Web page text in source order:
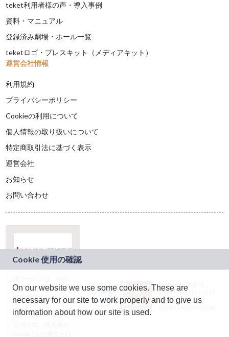
teket利用者様の声・導入事例
資料・マニュアル
登録済み劇場・ホール一覧
teketロゴ・プレスキット（メディアキット）
運営会社情報
利用規約
プライバシーポリシー
Cookieの利用について
個人情報の取り扱いについて
特定商取引法に基づく表示
運営会社
お知らせ
お問い合わせ
ドコモグループの新
規事業創出プログラ
ム「docomo
STARTUP」を通じて
JASRAC許諾番号：
9024936001Y45037
JASRAC許諾番号：
On our website we use some cookies. These are
necessary for our site to work properly and to give us
information about how our site is used.